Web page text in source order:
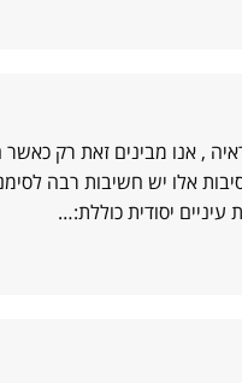
, אנו מבינים זאת רק
אלו יש חשיבות רבה
יסודית כוללת:…